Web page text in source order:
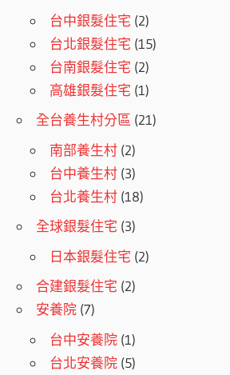
台中銀髮住宅 (2)
台北銀髮住宅 (15)
台南銀髮住宅 (2)
高雄銀髮住宅 (1)
全台養生村分區 (21)
南部養生村 (2)
台中養生村 (3)
台北養生村 (18)
全球銀髮住宅 (3)
日本銀髮住宅 (2)
合建銀髮住宅 (2)
安養院 (7)
台中安養院 (1)
台北安養院 (5)